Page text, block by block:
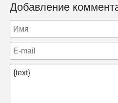
Добавление